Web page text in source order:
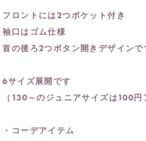
フロントには2つポケット付き
袖口はゴム仕様
首の後ろ2つボタン開きデザインで
6サイズ展開です
（130～のジュニアサイズは100円
・コーデアイテム